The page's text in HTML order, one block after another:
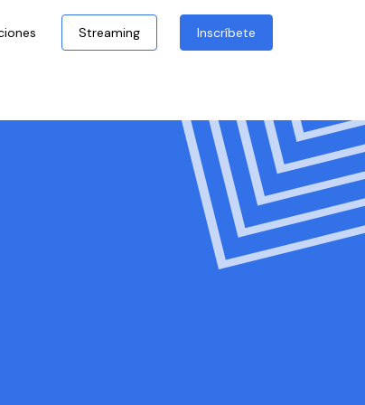
Streaming Inscríbete